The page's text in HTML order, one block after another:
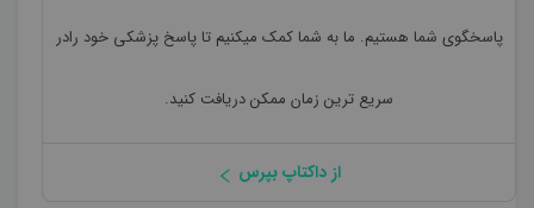
پاسخگوی شما هستیم. ما به شما کمک میکنیم تا پاسخ پزشکی خود رادر
سریع ترین زمان ممکن دریافت کنید.
از داکتاپ بپرس